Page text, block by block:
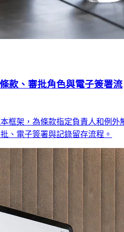
款、審批角色與電子簽署流
框架，為條款指定負責人和例外
、電子簽署與記錄留存流程。